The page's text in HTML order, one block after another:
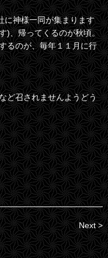
に神様一同が集まります
)、帰ってくるのが秋頃。
るのが、毎年１１月に行
ど召されませんようどう
Next >